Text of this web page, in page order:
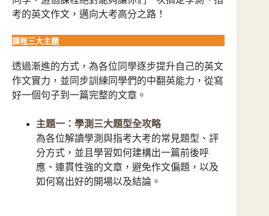
考的英文作文，邁向大考高分之路！
課程三大主題
透過漸進的方式，為各位同學逐步提升自己的英文
作文實力，並同步訓練同學們的中翻英能力，從寫
好一個句子到一篇完整的文章。
主題一：學測三大題型全攻略
為各位解讀學測與指考大考的常見題型、評
分方式，並且學習如何建構出一篇前後呼
應、連貫性強的文章，避免作文偏題，以及
如何寫出好的開場以及結論。